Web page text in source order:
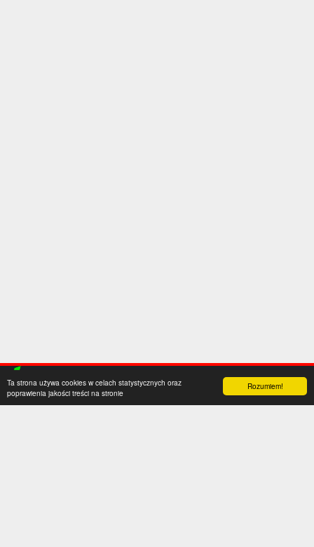
Rozumiem!
Ta strona używa cookies w celach statystycznych oraz
poprawienia jakości treści na stronie